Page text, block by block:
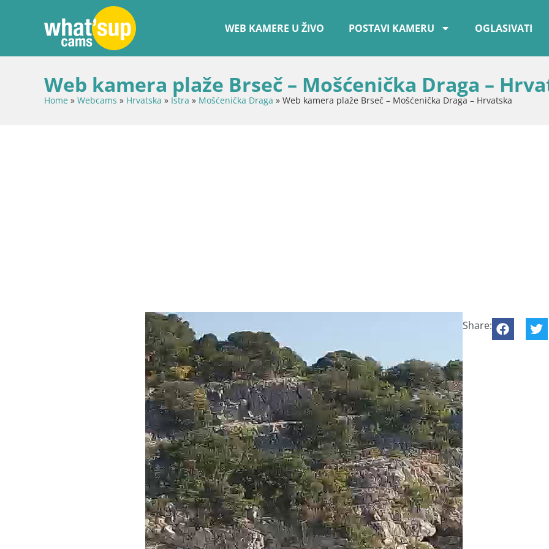
WEB KAMERE U ŽIVO POSTAVI KAMERU OGLASIVATI
Web kamera plaže Brseč – Mošćenička Draga –
Home » Webcams » Hrvatska » Istra » Mošćenička Draga » Web kamera plaže Brseč – Mošćenička Draga – Hrvatska
Share: